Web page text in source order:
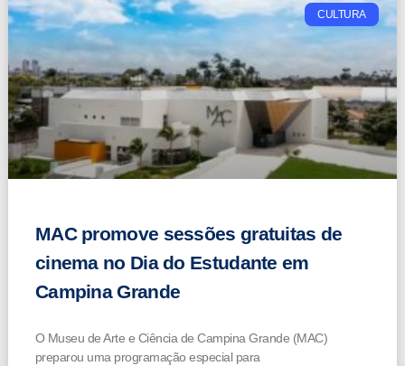
CULTURA
MAC promove sessões gratuitas de
cinema no Dia do Estudante em
Campina Grande
O Museu de Arte e Ciência de Campina Grande (MAC)
preparou uma programação especial para